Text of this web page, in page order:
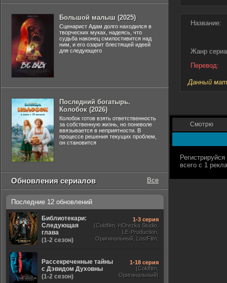
Название:
Жанр
Перевод:
Данный
Смотрю
Большой малыш (2025)
Сценарист Адам долго находился в
творческих муках, надеясь, что
судьба наконец смилостивится над
ним, и его озарит блестящей идеей
для следующего
Последний богатырь.
Колобок (2026)
Колобок готов взять ответственность
за собственную жизнь, но поневоле
ввязывается в неприятности. В
процессе решения текущих проблем,
он становится
Обновления сериалов Все
Последние 12 обновлений
Библиотекари:
Следующая
глава
(1-2 сезон)
1-3 серия
(Coldfilm, HDrezka Studio,
LE-Production,
Оригинальный, LostFilm,
Рассекреченные тайны
с Дэвидом Духовны
(1-2 сезон)
1-18 серия
(Coldfilm,
Оригинальный)